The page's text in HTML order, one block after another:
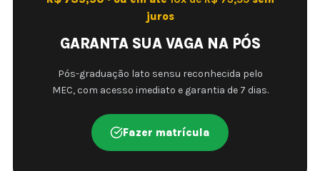
juros
GARANTA SUA VAGA NA PÓS
Pós-graduação lato sensu reconhecida pelo
MEC, com acesso imediato e garantia de 7 dias.
Fazer matrícula